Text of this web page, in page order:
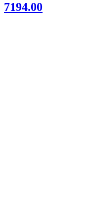
7194.00